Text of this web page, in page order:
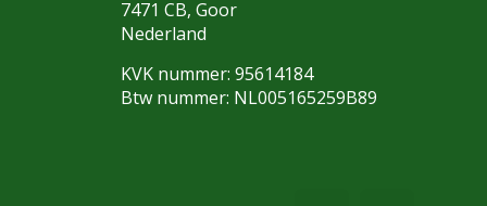
7471 CB, Goor
Nederland
KVK nummer: 95614184
Btw nummer: NL005165259B89